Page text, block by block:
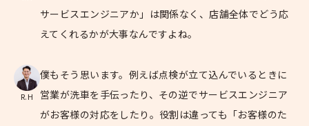
サービスエンジニアか」は関係なく、店舗全体でどう応
えてくれるかが大事なんですよね。
R.H
僕もそう思います。例えば点検が立て込んでいるときに
営業が洗車を手伝ったり、その逆でサービスエンジニア
がお客様の対応をしたり。役割は違っても「お客様のた